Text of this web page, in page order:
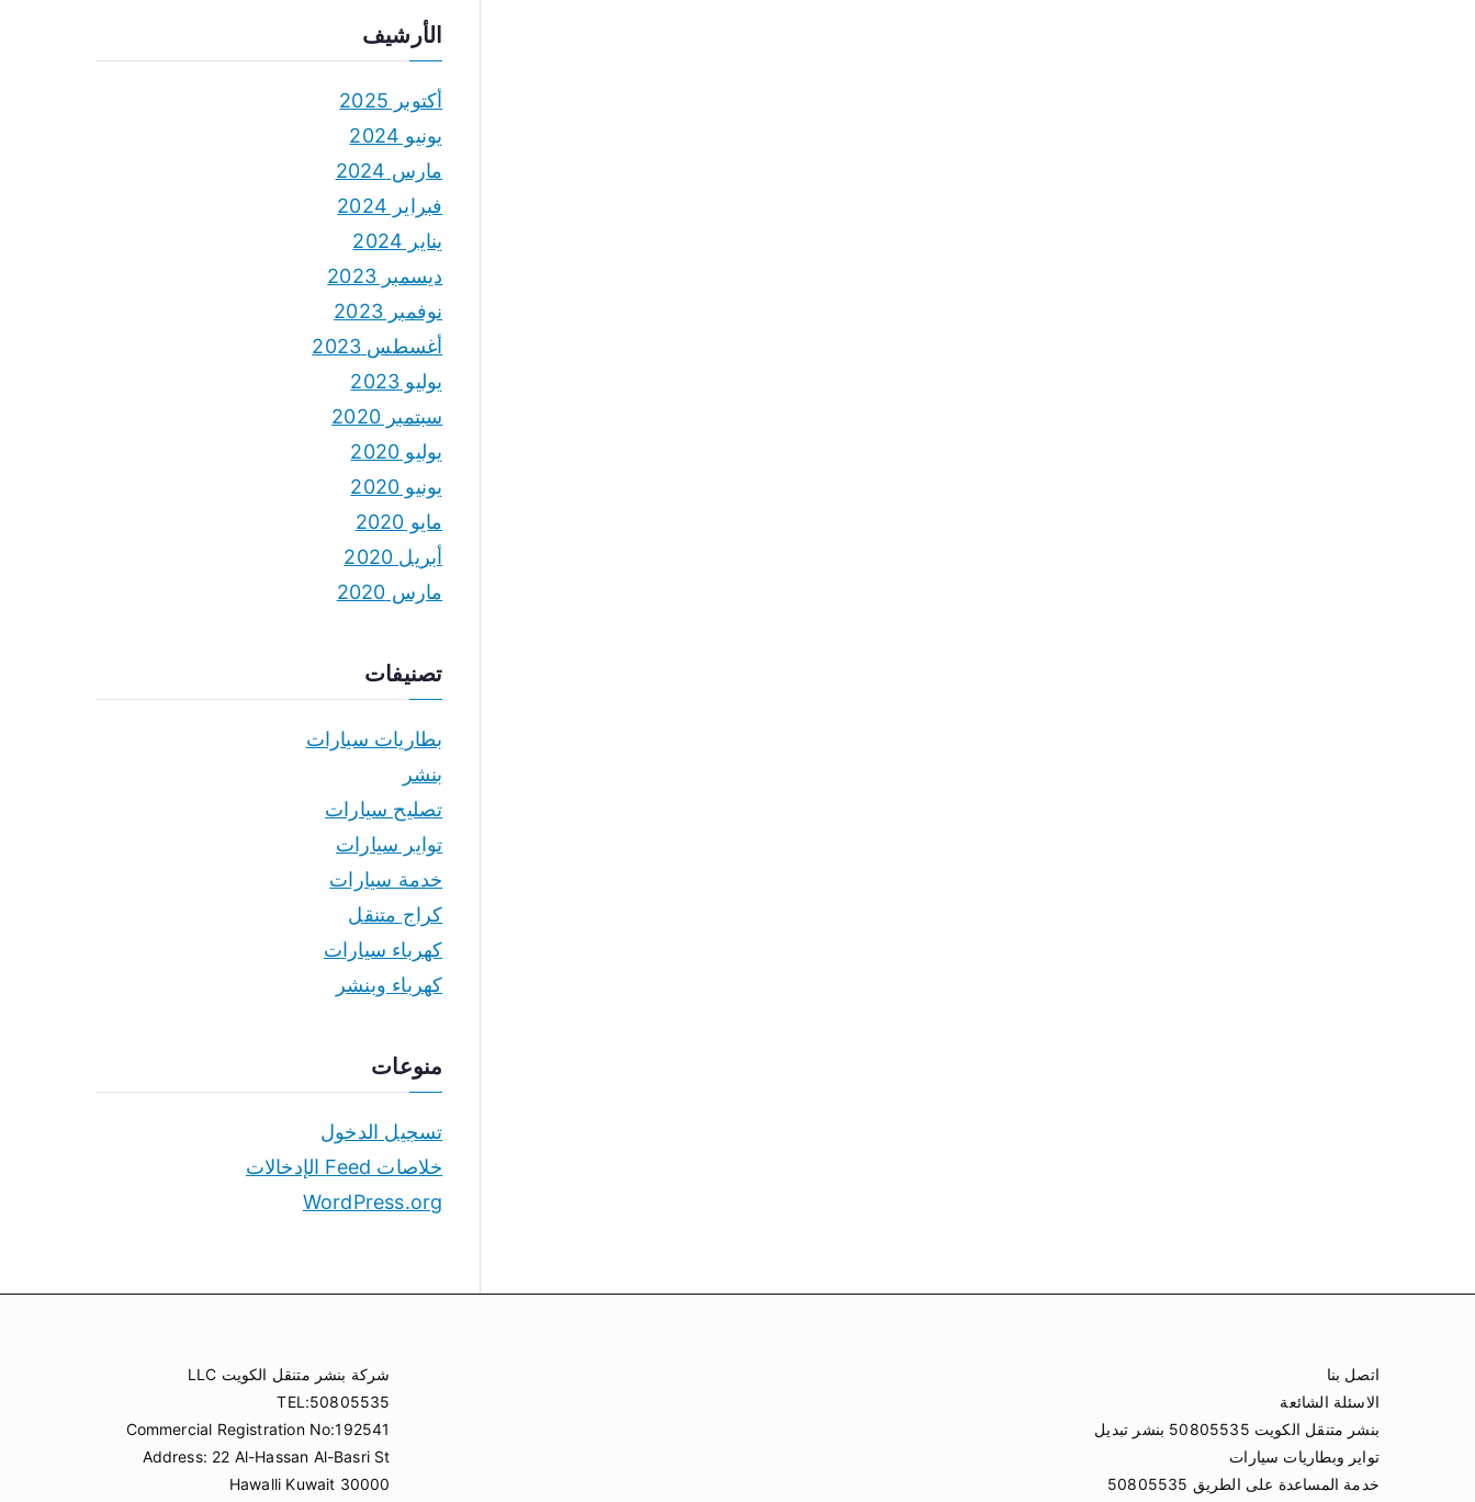
الأرشيف
أكتوبر 2025
يونيو 2024
مارس 2024
فبراير 2024
يناير 2024
ديسمبر 2023
نوفمبر 2023
أغسطس 2023
يوليو 2023
سبتمبر 2020
يوليو 2020
يونيو 2020
مايو 2020
أبريل 2020
مارس 2020
تصنيفات
بطاريات سيارات
بنشر
تصليح سيارات
تواير سيارات
خدمة سيارات
كراج متنقل
كهرباء سيارات
كهرباء وبنشر
منوعات
تسجيل الدخول
خلاصات Feed الإدخالات
WordPress.org
اتصل بنا
الاسئلة الشائعة
بنشر متنقل الكويت 50805535 بنشر تبديل
تواير وبطاريات سيارات
خدمة المساعدة على الطريق 50805535
شركة بنشر متنقل الكويت LLC
TEL:50805535
Commercial Registration No:192541
Address: 22 Al-Hassan Al-Basri St
Hawalli Kuwait 30000